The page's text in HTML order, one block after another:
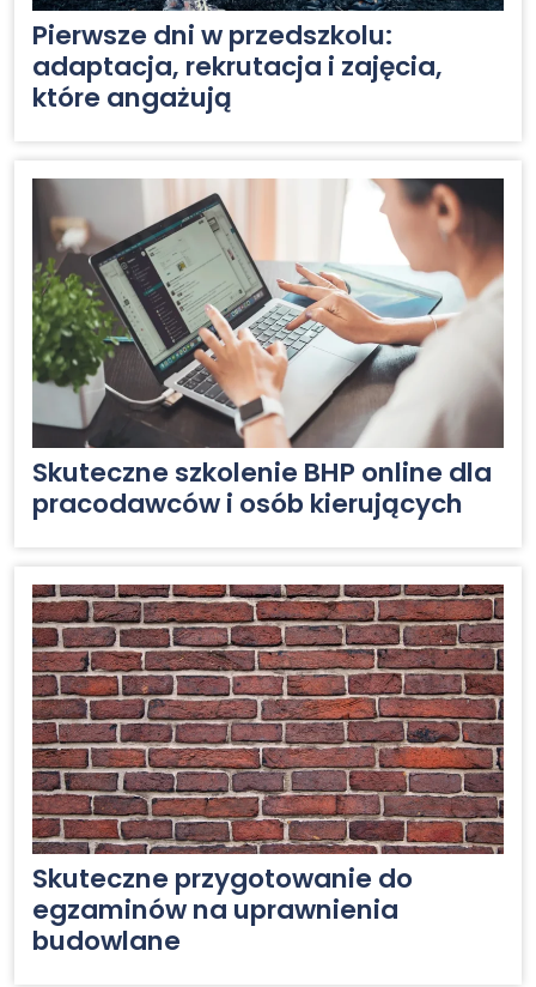
Pierwsze dni w przedszkolu:
adaptacja, rekrutacja i zajęcia,
które angażują
Skuteczne szkolenie BHP online dla
pracodawców i osób kierujących
Skuteczne przygotowanie do
egzaminów na uprawnienia
budowlane